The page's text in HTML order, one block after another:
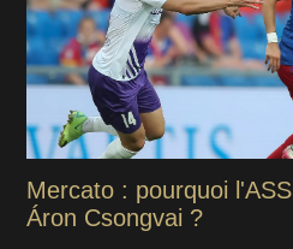
Mercato : pourquoi
Áron Csongvai ?